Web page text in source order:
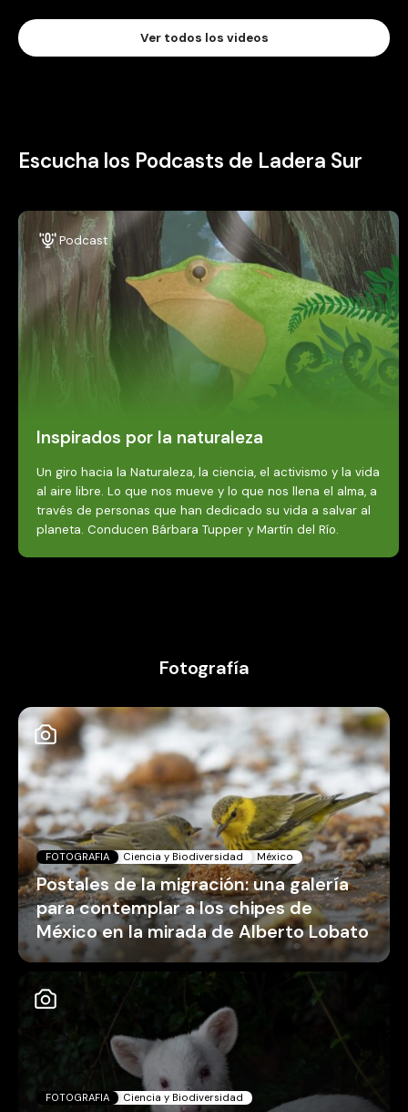
Ver todos los videos
Escucha los Podcasts de Ladera Sur
Podcast
Inspirados por la naturaleza
Un giro hacia la Naturaleza, la ciencia, el activismo y la vida
al aire libre. Lo que nos mueve y lo que nos llena el alma, a
través de personas que han dedicado su vida a salvar al
planeta. Conducen Bárbara Tupper y Martín del Río.
Fotografía
FOTOGRAFIA Ciencia y Biodiversidad México
Postales de la migración: una galería
para contemplar a los chipes de
México en la mirada de Alberto Lobato
FOTOGRAFIA Ciencia y Biodiversidad